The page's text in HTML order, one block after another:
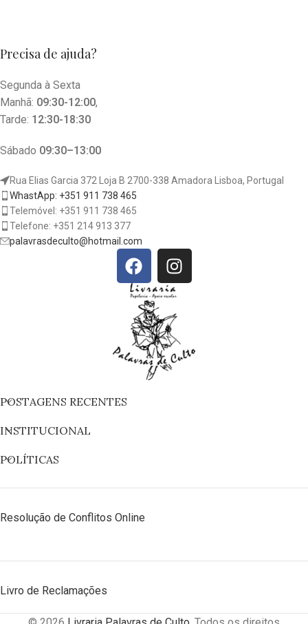
Precisa de ajuda?
Segunda à Sexta
Manhã: 09:30-12:00,
Tarde: 12:30-18:30
Sábado 09:30–13:00
Rua Elias Garcia 372 Loja B 2700-338 Amadora Lisboa, Portugal
WhastApp: +351 911 738 465
Telemóvel: +351 911 738 465
Telefone: +351 214 913 377
palavrasdeculto@hotmail.com
POSTAGENS RECENTES
INSTITUCIONAL
POLÍTICAS
Resolução de Conflitos Online
Livro de Reclamações